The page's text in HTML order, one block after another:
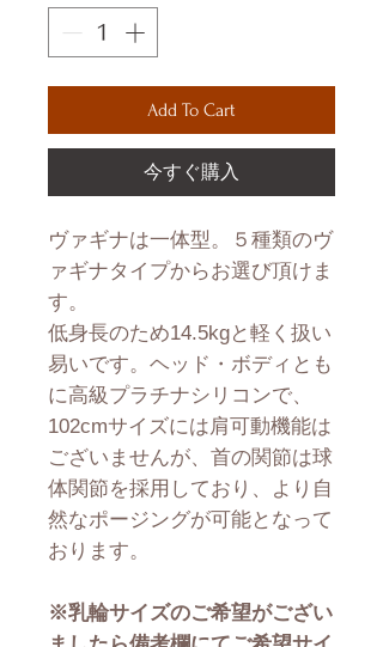
Add To Cart
今すぐ購入
ヴァギナは一体型。５種類のヴ
ァギナタイプからお選び頂けま
す。
低身長のため14.5kgと軽く扱い
易いです。ヘッド・ボディとも
に高級プラチナシリコンで、
102cmサイズには肩可動機能は
ございませんが、首の関節は球
体関節を採用しており、より自
然なポージングが可能となって
おります。
※乳輪サイズのご希望がござい